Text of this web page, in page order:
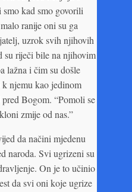
kad smo govorili
ranije oni su ga
uzrok svih njihovih
su riječi bile na njihovim
lažna i čim su došle
njemu kao jedinom
Bogom. “Pomoli se
zmije od nas.”
da načini mjedenu
naroda. Svi ugrizeni su
On je to učinio
da svi oni koje ugrize